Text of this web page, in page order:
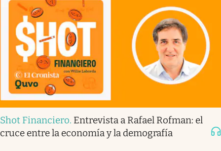
Shot Financiero. Entrevista a Rafael Rofman: el
cruce entre la economía y la demografía